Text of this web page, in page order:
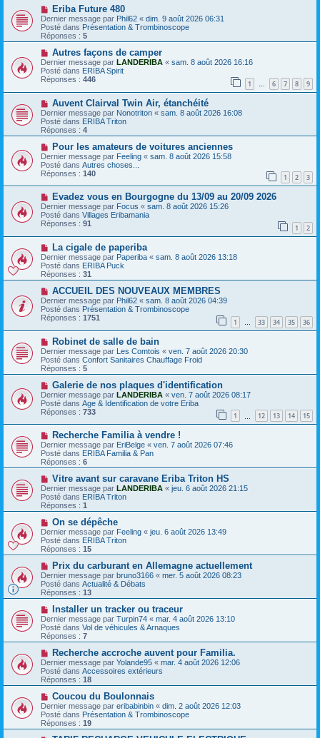
e
m
e
s
s
a
g
e
N
o
u
v
e
u
m
e
s
s
a
g
e
Eriba Future 480
Dernier message par Phil62 « dim. 9 août 2026 06:31
Posté dans Présentation & Trombinoscope
Réponses : 5
N
o
u
v
e
a
u
m
e
s
s
a
g
e
Autres façons de camper
Dernier message par LANDERIBA « sam. 8 août 2026 16:16
Posté dans ERIBA Spirit
Réponses : 446 1 … 6 7 8 9
N
o
u
v
e
a
u
m
e
s
s
a
g
e
Auvent Clairval Twin Air, étanchéité
Dernier message par Nonotriton « sam. 8 août 2026 16:08
Posté dans ERIBA Triton
Réponses : 4
N
o
u
v
e
a
m
e
s
s
a
e
Pour les amateurs de voitures anciennes
Dernier message par Feeling « sam. 8 août 2026 15:58
Posté dans Autres choses...
Réponses : 140 1 2 3
N
o
u
v
e
a
m
e
s
s
a
g
e
Evadez vous en Bourgogne du 13/09 au 20/09 2026
Dernier message par Focus « sam. 8 août 2026 15:26
Posté dans Villages Eribamania
Réponses : 91 1 2
N
o
u
v
e
u
m
e
s
s
a
g
e
La cigale de paperiba
Dernier message par Paperiba « sam. 8 août 2026 13:18
Posté dans ERIBA Puck
Réponses : 31
N
o
u
v
e
a
u
m
e
s
s
a
g
e
ACCUEIL DES NOUVEAUX MEMBRES
Dernier message par Phil62 « sam. 8 août 2026 04:39
Posté dans Présentation & Trombinoscope
Réponses : 1751 1 … 33 34 35 36
N
o
u
v
e
a
m
e
s
s
a
g
e
Robinet de salle de bain
Dernier message par Les Comtois « ven. 7 août 2026 20:30
Posté dans Confort Sanitaires Chauffage Froid
Réponses : 5
N
o
u
v
e
a
m
e
s
s
a
g
e
Galerie de nos plaques d'identification
Dernier message par LANDERIBA « ven. 7 août 2026 08:17
Posté dans Age & Identification de votre Eriba
Réponses : 733 1 12 13 14 15
N
o
u
v
e
a
m
e
s
s
a
g
e
Recherche Familia à vendre !
Dernier message par EriBelge « ven. 7 août 2026 07:46
Posté dans ERIBA Familia & Pan
Réponses : 6
N
o
u
v
e
a
m
e
s
s
a
g
e
Vitre avant sur caravane Eriba Triton HS
Dernier message par LANDERIBA « jeu. 6 août 2026 21:15
Posté dans ERIBA Triton
Réponses : 1
N
o
u
v
e
a
u
m
e
s
s
a
g
e
On se dépêche
Dernier message par Feeling « jeu. 6 août 2026 13:49
Posté dans ERIBA Triton
Réponses : 15
N
o
u
v
e
a
u
m
e
s
s
a
g
e
Prix ​​du carburant en Allemagne actuellement
Dernier message par bruno3166 « mer. 5 août 2026 08:23
Posté dans Actualité & Débats
Réponses : 13
N
o
u
v
e
a
u
m
e
s
s
a
g
e
Installer un tracker ou traceur
Dernier message par Turpin74 « mar. 4 août 2026 13:10
Posté dans Vol de véhicules & Arnaques
Réponses : 7
N
o
u
v
e
a
m
e
s
Recherche accroche auvent pour Familia.
Dernier message par Yolande95 « mar. 4 août 2026 12:06
Posté dans Accessoires extérieurs
Réponses : 18
N
o
u
v
e
Coucou du Boulonnais
Dernier message par eribabinbin « dim. 2 août 2026 12:03
Posté dans Présentation & Trombinoscope
Réponses : 19